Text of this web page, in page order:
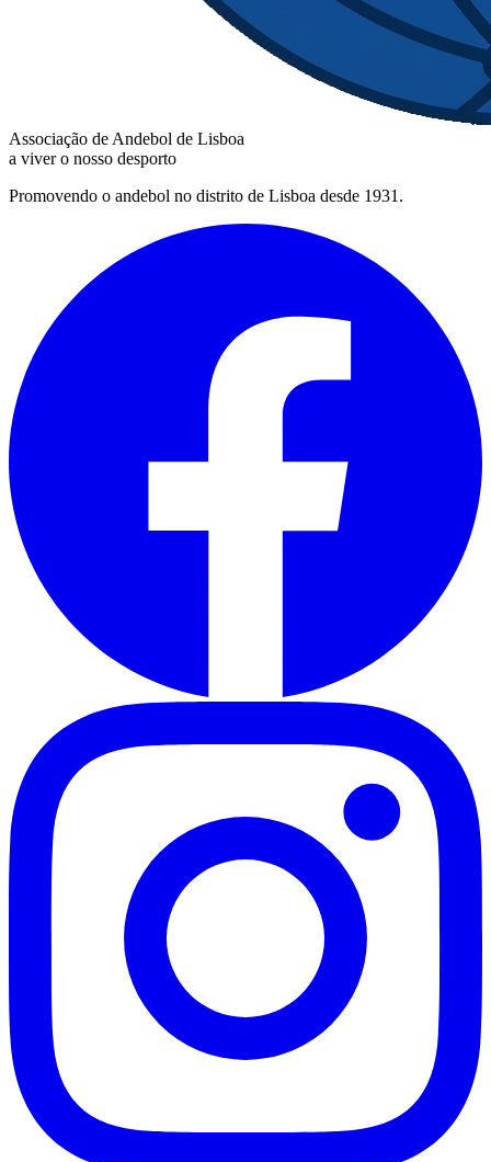
Associação de Andebol de Lisboa
a viver o nosso desporto
Promovendo o andebol no distrito de Lisboa desde 1931.